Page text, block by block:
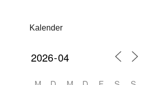
Kalender